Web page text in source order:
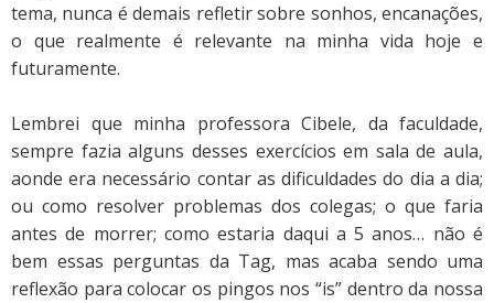
tema, nunca é demais refletir sobre sonhos, encanações,
o que realmente é relevante na minha vida hoje e
futuramente.
Lembrei que minha professora Cibele, da faculdade,
sempre fazia alguns desses exercícios em sala de aula,
aonde era necessário contar as dificuldades do dia a dia;
ou como resolver problemas dos colegas; o que faria
antes de morrer; como estaria daqui a 5 anos… não é
bem essas perguntas da Tag, mas acaba sendo uma
reflexão para colocar os pingos nos “is” dentro da nossa